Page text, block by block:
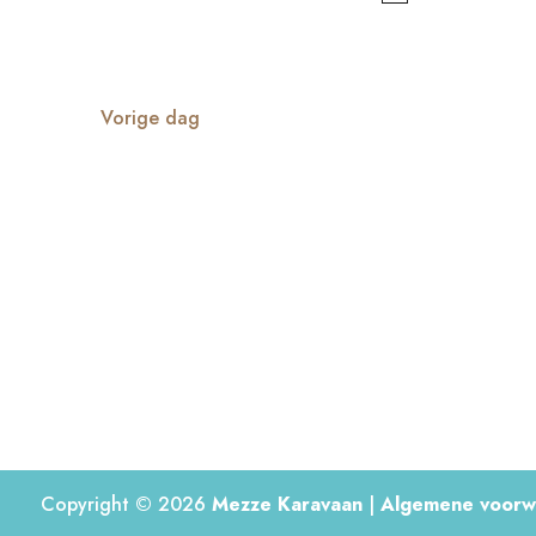
Vorige dag
Copyright © 2026 Mezze Karavaan| Algemene